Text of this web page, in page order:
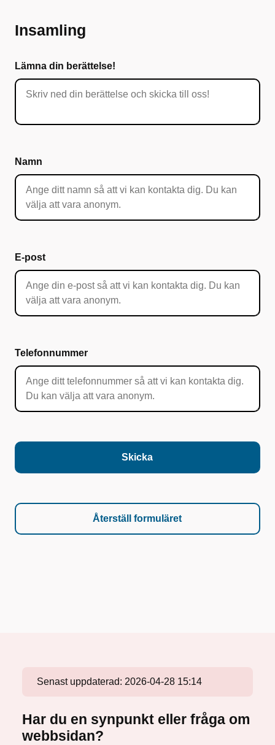
Insamling
Lämna din berättelse!
Namn
E-post
Telefonnummer
Skicka
Senast uppdaterad: 2026-04-28 15:14
Har du en synpunkt eller fråga om
webbsidan?